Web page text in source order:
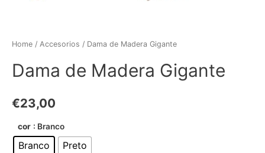
Home / Accesorios / Dama de Madera Gigante
Dama de Madera Gigante
€23,00
cor : Branco
Branco Preto